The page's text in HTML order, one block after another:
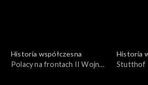
Historia współczesna
Polacy na frontach II Wojny
Historia
Stutthof